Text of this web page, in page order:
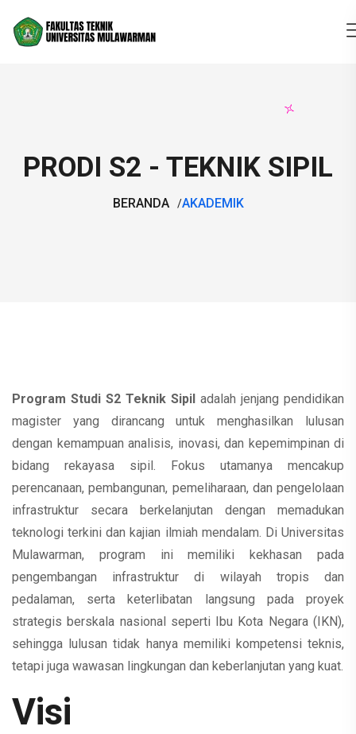
PRODI S2 - TEKNIK SIPIL
BERANDA AKADEMIK
Program Studi S2 Teknik Sipil adalah jenjang pendidikan
magister yang dirancang untuk menghasilkan lulusan
dengan kemampuan analisis, inovasi, dan kepemimpinan di
bidang rekayasa sipil. Fokus utamanya mencakup
perencanaan, pembangunan, pemeliharaan, dan pengelolaan
infrastruktur secara berkelanjutan dengan memadukan
teknologi terkini dan kajian ilmiah mendalam. Di Universitas
Mulawarman, program ini memiliki kekhasan pada
pengembangan infrastruktur di wilayah tropis dan
pedalaman, serta keterlibatan langsung pada proyek
strategis berskala nasional seperti Ibu Kota Negara (IKN),
sehingga lulusan tidak hanya memiliki kompetensi teknis,
tetapi juga wawasan lingkungan dan keberlanjutan yang kuat.
Visi